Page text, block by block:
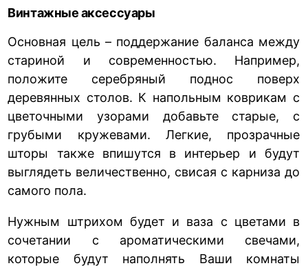
Винтажные аксессуары
Основная цель – поддержание баланса между
стариной и современностью. Например,
положите серебряный поднос поверх
деревянных столов. К напольным коврикам с
цветочными узорами добавьте старые, с
грубыми кружевами. Легкие, прозрачные
шторы также впишутся в интерьер и будут
выглядеть величественно, свисая с карниза до
самого пола.
Нужным штрихом будет и ваза с цветами в
сочетании с ароматическими свечами,
которые будут наполнять Ваши комнаты